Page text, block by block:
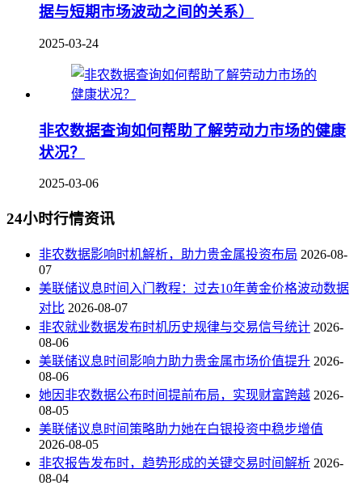
据与短期市场波动之间的关系）
2025-03-24
非农数据查询如何帮助了解劳动力市场的健康
状况？
2025-03-06
24小时行情资讯
非农数据影响时机解析，助力贵金属投资布局 2026-08-
07
美联储议息时间入门教程：过去10年黄金价格波动数据
对比 2026-08-07
非农就业数据发布时机历史规律与交易信号统计 2026-
08-06
美联储议息时间影响力助力贵金属市场价值提升 2026-
08-06
她因非农数据公布时间提前布局，实现财富跨越 2026-
08-05
美联储议息时间策略助力她在白银投资中稳步增值
2026-08-05
非农报告发布时，趋势形成的关键交易时间解析 2026-
08-04